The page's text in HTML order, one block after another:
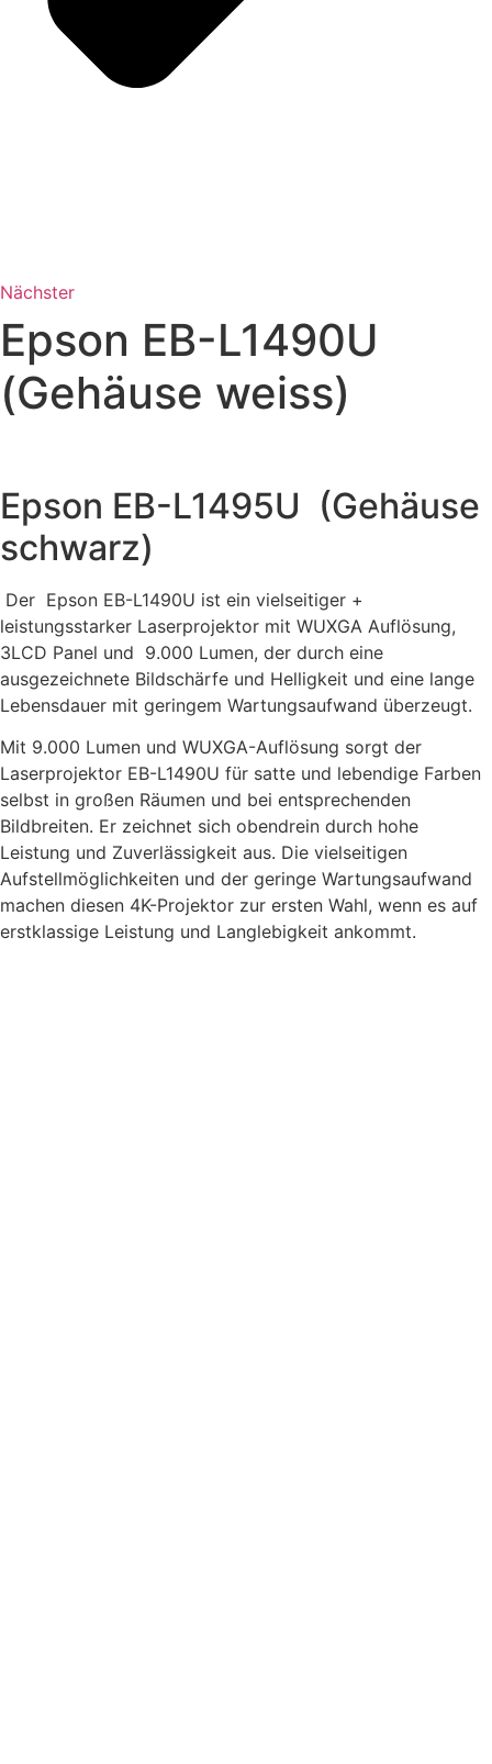
Nächster
Epson EB-L1490U
(Gehäuse weiss)
Epson EB-L1495U (Gehäuse
schwarz)
Der Epson EB-L1490U ist ein vielseitiger +
leistungsstarker Laserprojektor mit WUXGA Auflösung,
3LCD Panel und 9.000 Lumen, der durch eine
ausgezeichnete Bildschärfe und Helligkeit und eine lange
Lebensdauer mit geringem Wartungsaufwand überzeugt.
Mit 9.000 Lumen und WUXGA-Auflösung sorgt der
Laserprojektor EB-L1490U für satte und lebendige Farben
selbst in großen Räumen und bei entsprechenden
Bildbreiten. Er zeichnet sich obendrein durch hohe
Leistung und Zuverlässigkeit aus. Die vielseitigen
Aufstellmöglichkeiten und der geringe Wartungsaufwand
machen diesen 4K-Projektor zur ersten Wahl, wenn es auf
erstklassige Leistung und Langlebigkeit ankommt.